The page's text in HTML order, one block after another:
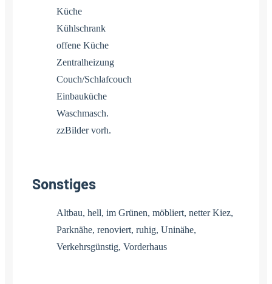
Küche
Kühlschrank
offene Küche
Zentralheizung
Couch/Schlafcouch
Einbauküche
Waschmasch.
zzBilder vorh.
Sonstiges
Altbau, hell, im Grünen, möbliert, netter Kiez,
Parknähe, renoviert, ruhig, Uninähe,
Verkehrsgünstig, Vorderhaus